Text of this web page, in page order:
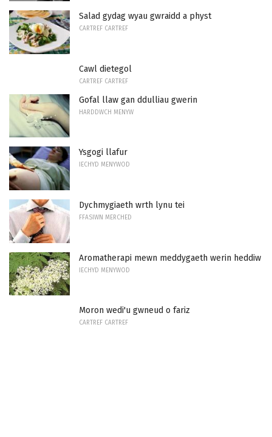
Salad gydag wyau gwraidd a physt
CARTREF CARTREF
Cawl dietegol
CARTREF CARTREF
Gofal llaw gan ddulliau gwerin
HARDDWCH MENYW
Ysgogi llafur
IECHYD MENYWOD
Dychmygiaeth wrth lynu tei
FFASIWN MERCHED
Aromatherapi mewn meddygaeth werin heddiw
IECHYD MENYWOD
Moron wedi'u gwneud o fariz
CARTREF CARTREF